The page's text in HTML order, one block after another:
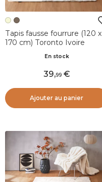
Tapis fausse fourrure (120 x
170 cm) Toronto Ivoire
En stock
39,99
Ajouter au panier